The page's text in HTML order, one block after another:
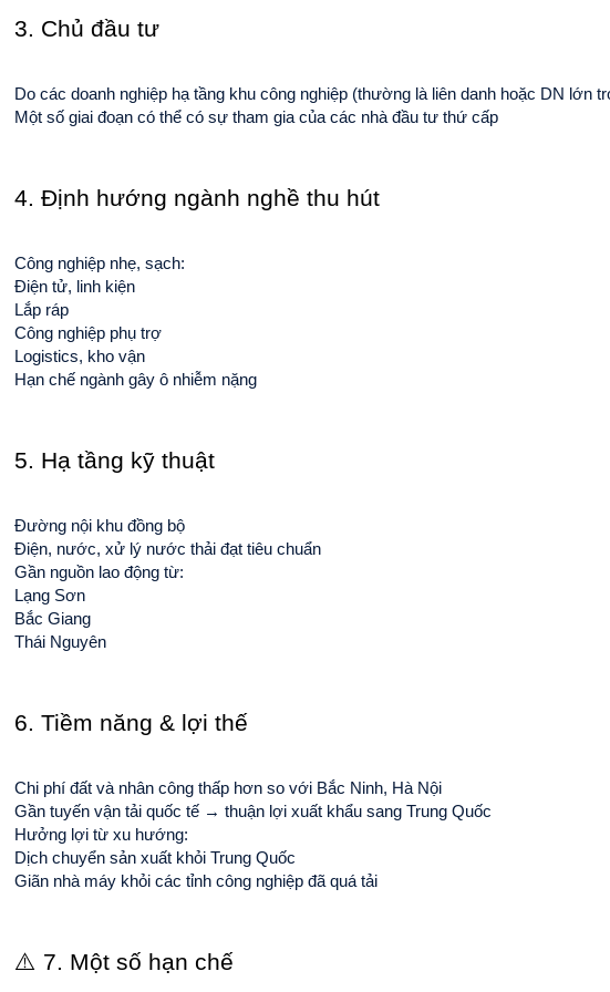
3. Chủ đầu tư
Do các doanh nghiệp hạ tầng khu công nghiệp (thường là liên danh hoặc DN lớn
Một số giai đoạn có thể có sự tham gia của các nhà đầu tư thứ cấp
4. Định hướng ngành nghề thu hút
Công nghiệp nhẹ, sạch:
Điện tử, linh kiện
Lắp ráp
Công nghiệp phụ trợ
Logistics, kho vận
Hạn chế ngành gây ô nhiễm nặng
5. Hạ tầng kỹ thuật
Đường nội khu đồng bộ
Điện, nước, xử lý nước thải đạt tiêu chuẩn
Gần nguồn lao động từ:
Lạng Sơn
Bắc Giang
Thái Nguyên
6. Tiềm năng & lợi thế
Chi phí đất và nhân công thấp hơn so với Bắc Ninh, Hà Nội
Gần tuyến vận tải quốc tế → thuận lợi xuất khẩu sang Trung Quốc
Hưởng lợi từ xu hướng:
Dịch chuyển sản xuất khỏi Trung Quốc
Giãn nhà máy khỏi các tỉnh công nghiệp đã quá tải
⚠️ 7. Một số hạn chế